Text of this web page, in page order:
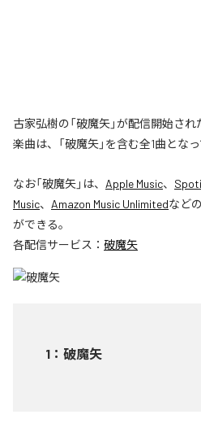
古家弘樹の「破魔矢」が配信開始さ
楽曲は、「破魔矢」を含む全1曲となっ
なお「破魔矢」は、 Apple Music、
Music、 Amazon Music Unlimitedなど
ができる。
各配信サービス： 破魔矢
1 ： 破魔矢